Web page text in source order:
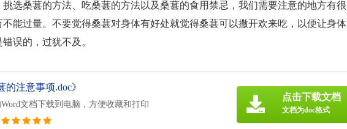
选桑葚的方法、吃桑葚的方法以及桑葚的食用禁忌，我们需要注意的地方有很
能过量。不要觉得桑葚对身体有好处就觉得桑葚可以撒开欢来吃，以便让身体
误的，过犹不及。
的注意事项.doc》
文档下载到电脑，方便收藏和打印
点击下载文档
文档为doc格式